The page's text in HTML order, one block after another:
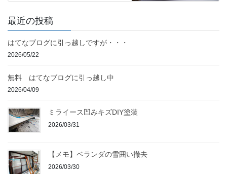
最近の投稿
はてなブログに引っ越しですが・・・
2026/05/22
無料 はてなブログに引っ越し中
2026/04/09
ミライース凹みキズDIY塗装
2026/03/31
【メモ】ベランダの雪囲い撤去
2026/03/30